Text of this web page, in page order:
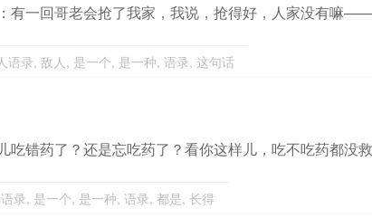
有一回哥老会抢了我家，我说，抢得好，人家没有嘛
语录, 敌人 , 是一个, 是一种, 语录, 这句话
错药了？还是忘吃药了？看你这样儿，吃不吃药都没
录, 是一个, 是一种, 语录, 都是, 长得